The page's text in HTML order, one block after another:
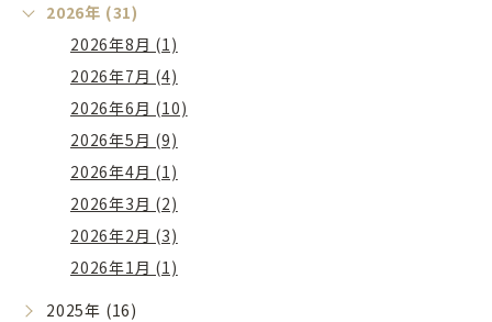
2026年 (31)
2026年8月 (1)
2026年7月 (4)
2026年6月 (10)
2026年5月 (9)
2026年4月 (1)
2026年3月 (2)
2026年2月 (3)
2026年1月 (1)
2025年 (16)